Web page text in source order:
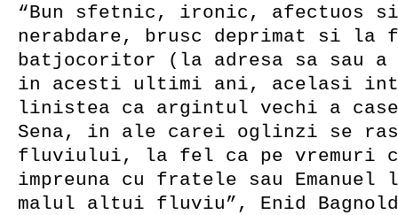
“Bun sfetnic, ironic, afectuos
nerabdare, brusc deprimat si la
batjocoritor (la adresa sa sau
in acesti ultimi ani, acelasi
linistea ca argintul vechi a
Sena, in ale carei oglinzi se
fluviului, la fel ca pe vremuri
impreuna cu fratele sau Emanuel
malul altui fluviu”, Enid